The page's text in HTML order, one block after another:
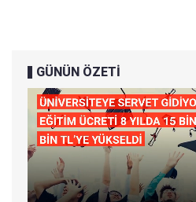
GÜNÜN ÖZETİ